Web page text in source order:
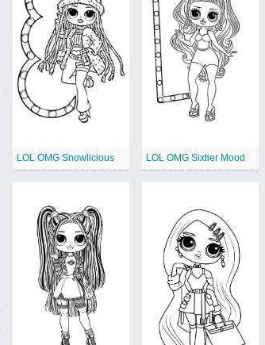
LOL OMG Snowlicious LOL OMG Sixtier Mood